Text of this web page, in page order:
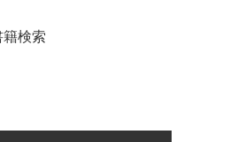
籍検索